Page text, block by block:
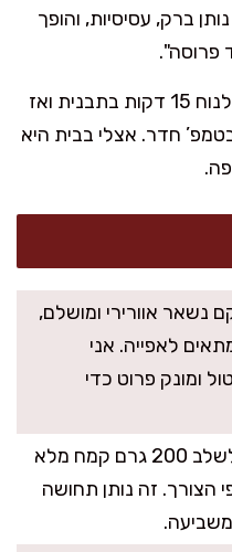
ברק, עסיסיות, והופך
פרוסה".
: נותנים לעוגה לנוח 15 דקות בתבנית ואז
חדר. אצלי בבית היא
נשאר אוורירי ומושלם,
לאפייה. אני
ומונק פרוט כדי
אפשר לשלב 200 גרם קמח מלא
חלב לפי הצורך. זה נותן תחושה